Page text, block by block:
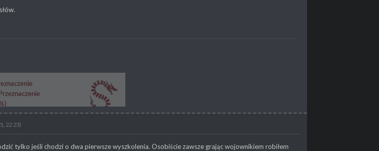
22:23)
tylko jeśli chodzi o dwa pierwsze wyszkolenia. Osobiście zawsze grając wojownikiem robiłem